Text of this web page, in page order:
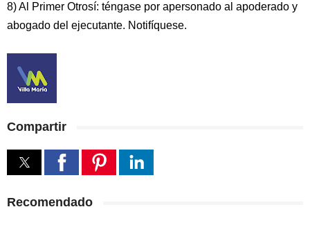
8) Al Primer Otrosí: téngase por apersonado al apoderado y
abogado del ejecutante. Notifíquese.
Compartir
Recomendado